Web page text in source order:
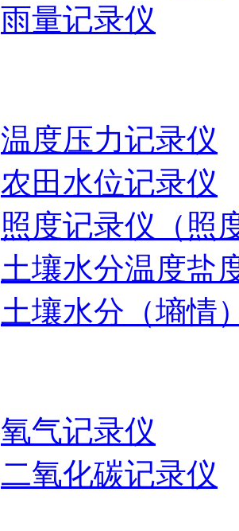
雨量记录仪
温度压力记录仪
农田水位记录仪
照度记录仪（照
土壤水分温度盐
土壤水分（墒情
氧气记录仪
二氧化碳记录仪